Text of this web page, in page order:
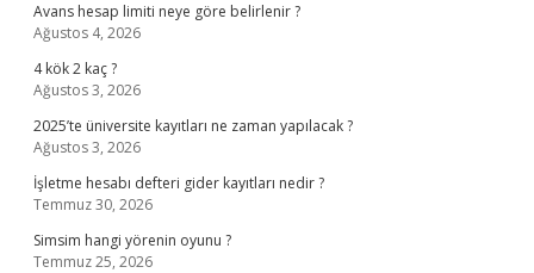
Avans hesap limiti neye göre belirlenir ?
Ağustos 4, 2026
4 kök 2 kaç ?
Ağustos 3, 2026
2025’te üniversite kayıtları ne zaman yapılacak ?
Ağustos 3, 2026
İşletme hesabı defteri gider kayıtları nedir ?
Temmuz 30, 2026
Simsim hangi yörenin oyunu ?
Temmuz 25, 2026